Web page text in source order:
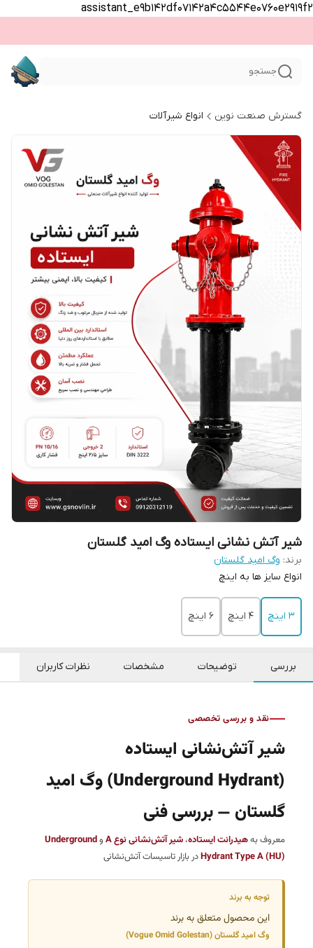
assistant_e9b142df07142a4c5544e0760e2919f2
جستجو
گسترش صنعت نوین انواع شیرآلات
شیر آتش نشانی ایستاده وگ امید گلستان
برند: وگ امید گلستان
انواع سایز ها به اینچ
3 اینچ 4 اینچ 6 اینچ
بررسی توضیحات مشخصات نظرات کاربران
نقد و بررسی تخصصی
شیر آتش‌نشانی ایستاده
(Underground Hydrant) وگ امید
گلستان — بررسی فنی
معروف بههیدرانت ایستاده، شیر آتش‌نشانی نوع A وUnderground
Hydrant Type A (HU)در بازار تاسیسات آتش‌نشانی
توجه به برند
این محصول متعلق به برند
وگ امید گلستان (Vogue Omid Golestan)